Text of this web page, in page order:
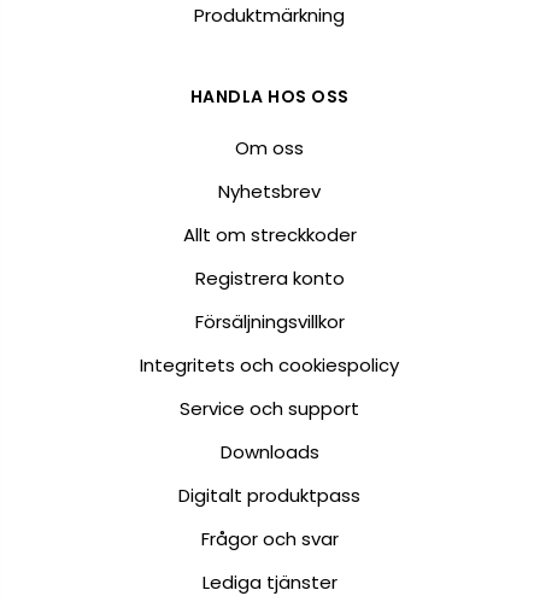
Produktmärkning
HANDLA HOS OSS
Om oss
Nyhetsbrev
Allt om streckkoder
Registrera konto
Försäljningsvillkor
Integritets och cookiespolicy
Service och support
Downloads
Digitalt produktpass
Frågor och svar
Lediga tjänster